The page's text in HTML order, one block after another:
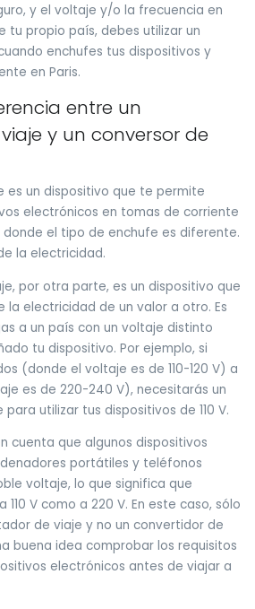
y el voltaje y/o la frecuencia en
tu propio país, debes utilizar un
enchufes tus dispositivos y
en Paris.
entre un
y un conversor de
es un dispositivo que te permite
electrónicos en tomas de corriente
el tipo de enchufe es diferente.
la electricidad.
por otra parte, es un dispositivo que
la electricidad de un valor a otro. Es
a un país con un voltaje distinto
tu dispositivo. Por ejemplo, si
(donde el voltaje es de 110-120 V) a
es de 220-240 V), necesitarás un
utilizar tus dispositivos de 110 V.
cuenta que algunos dispositivos
portátiles y teléfonos
voltaje, lo que significa que
V como a 220 V. En este caso, sólo
de viaje y no un convertidor de
buena idea comprobar los requisitos
electrónicos antes de viajar a